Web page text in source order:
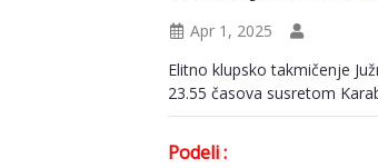
Apr 1, 2025
Elitno klupsko takmičenje
23.55 časova susretom
Podeli :